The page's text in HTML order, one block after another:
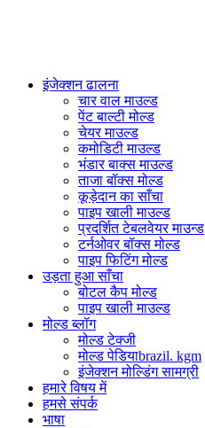
इंजेक्शन ढालना
चार वाल माउल्ड
पेंट बाल्टी मोल्ड
चेयर माउल्ड
कमोडिटी माउल्ड
भंडार बाक्स माउल्ड
ताजा बॉक्स मोल्ड
कूड़ेदान का साँचा
पाइप खाली माउल्ड
प्रदर्शित टेबलवेयर माउन्ड
टर्नओवर बॉक्स मोल्ड
पाइप फिटिंग मोल्ड
उड़ता हुआ साँचा
बोटल कैप मोल्ड
पाइप खाली माउल्ड
मोल्ड ब्लॉग
मोल्ड टेक्जी
मोल्ड पेडियाbrazil. kgm
इंजेक्शन मोल्डिंग सामग्री
हमारे विषय में
हमसे संपर्क
भाषा